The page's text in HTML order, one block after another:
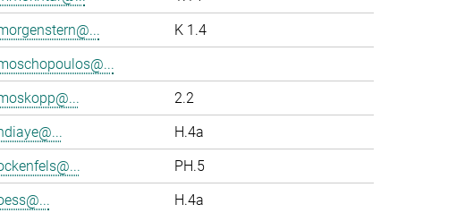
K 1.4
2.2
H.4a
PH.5
H.4a